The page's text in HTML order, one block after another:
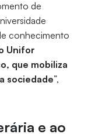
de
conhecimento
Unifor
que mobiliza
sociedade”,
e ao